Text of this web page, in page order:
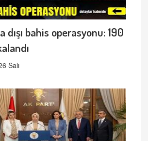
dışı bahis operasyonu: 190
Salı